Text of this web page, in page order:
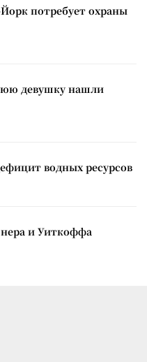
потребует охраны
девушку нашли
водных ресурсов
и Уиткоффа